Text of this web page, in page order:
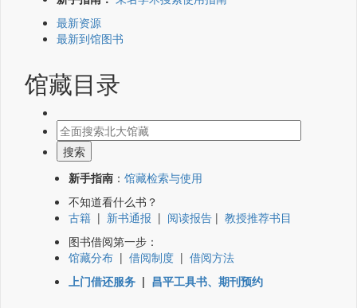
最新资源
最新到馆图书
馆藏目录
新手指南 ： 馆藏检索与使用
不知道看什么书？
古籍 | 新书通报 | 阅读报告 | 教授推荐书目
图书借阅第一步：
馆藏分布 | 借阅制度 | 借阅方法
上门借还服务 | 昌平工具书、期刊预约